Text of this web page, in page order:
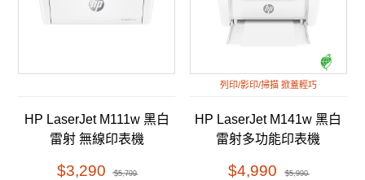
HP LaserJet M111w 黑白
雷射 無線印表機
$3,290 $5,799
列印/影印/掃描 掀蓋輕巧
HP LaserJet M141w 黑白
雷射多功能印表機
$4,990 $5,990